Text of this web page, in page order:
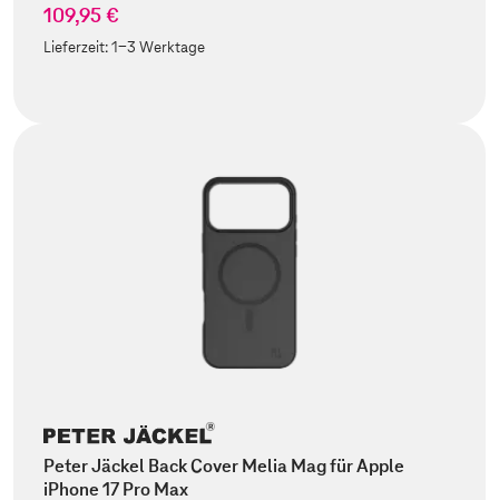
109,95 €
Lieferzeit:1-3 Werktage
Peter Jäckel Back Cover Melia Mag für Apple
iPhone 17 Pro Max